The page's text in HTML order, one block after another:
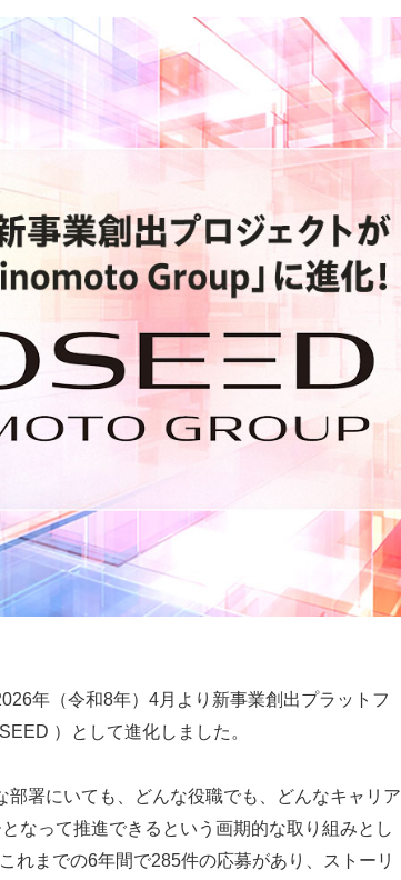
年（令和8年）4月より新事業創出プラットフ
）として進化しました。
部署にいても、どんな役職でも、どんなキャリア
なって推進できるという画期的な取り組みとし
れまでの6年間で285件の応募があり、ストーリ